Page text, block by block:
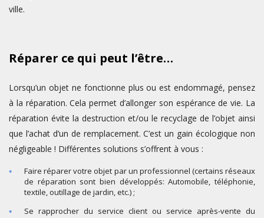
ville.
Réparer ce qui peut l’être…
Lorsqu’un objet ne fonctionne plus ou est endommagé, pensez
à la réparation. Cela permet d’allonger son espérance de vie. La
réparation évite la destruction et/ou le recyclage de l’objet ainsi
que l’achat d’un de remplacement. C’est un gain écologique non
négligeable ! Différentes solutions s’offrent à vous :
Faire réparer votre objet par un professionnel (certains réseaux
de réparation sont bien développés: Automobile, téléphonie,
textile, outillage de jardin, etc.) ;
Se rapprocher du service client ou service après-vente du